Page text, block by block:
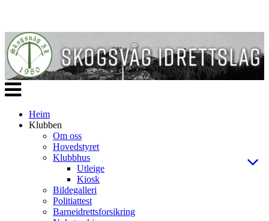
Veksle
navigasjon
Heim
Klubben
Om oss
Hovedstyret
Klubbhus
Utleige
Kiosk
Bildegalleri
Politiattest
Barneidrettsforsikring